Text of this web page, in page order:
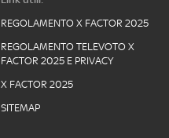
REGOLAMENTO X FACTOR 2025
REGOLAMENTO TELEVOTO X
FACTOR 2025 E PRIVACY
X FACTOR 2025
SITEMAP